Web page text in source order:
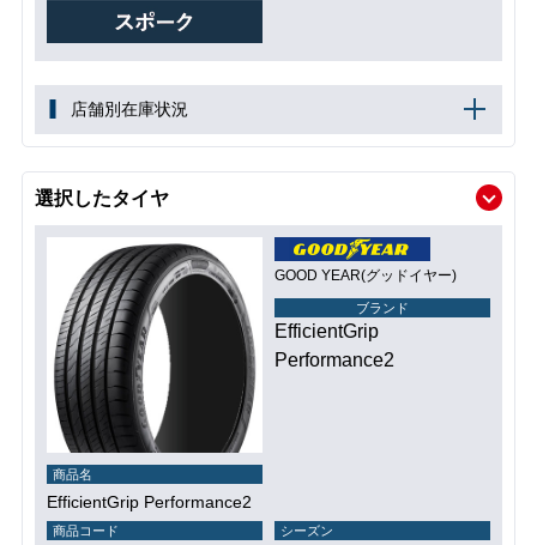
店舗別在庫状況
選択したタイヤ
GOOD YEAR(グッドイヤー)
ブランド
EfficientGrip
Performance2
商品名
EfficientGrip Performance2
商品コード シーズン